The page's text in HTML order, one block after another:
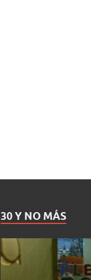
30 Y NO MÁS